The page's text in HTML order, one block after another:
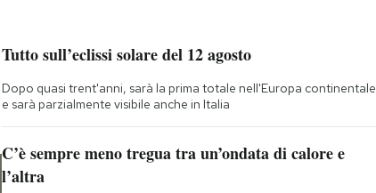
Tutto sull’eclissi solare del 12 agosto
Dopo quasi trent'anni, sarà la prima totale nell'Europa continentale
e sarà parzialmente visibile anche in Italia
C’è sempre meno tregua tra un’ondata di calore e
l’altra